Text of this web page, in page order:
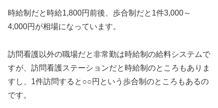
時給制だと時給1,800円前後、歩合制だと1件3,000～
4,000円が相場になっています。
訪問看護以外の職場だと非常勤は時給制の給料システムで
すが、訪問看護ステーションだと時給制のところもありま
すし、1件訪問すると○○円という歩合制のところもあるの
です。